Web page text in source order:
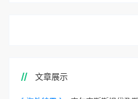
文章展示